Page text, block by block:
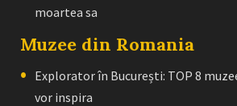
moartea sa
Muzee din Romania
Explorator în București: TOP 8
vor inspira